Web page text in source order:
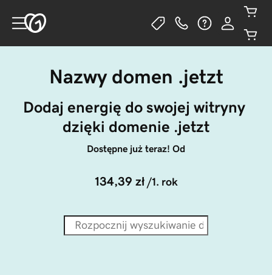
Nazwy domen .jetzt
Dodaj energię do swojej witryny
dzięki domenie .jetzt
Dostępne już teraz! Od
134,39 zł /1. rok